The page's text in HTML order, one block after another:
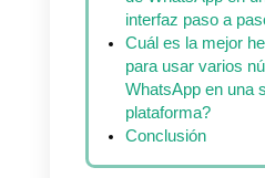
empresas a
Callbell
Como
WhatsApp?
Como